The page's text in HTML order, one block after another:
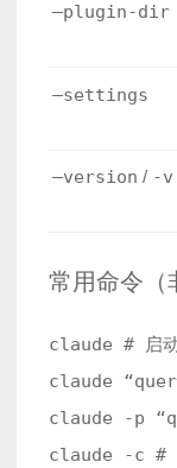
–plugin-dir
–settings
–version / -v
常用命令（
claude # 启动
claude
claude -p
claude -c #